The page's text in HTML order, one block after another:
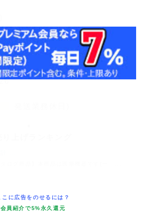
サ...
こに広告をのせるには？
会員紹介で5%永久還元